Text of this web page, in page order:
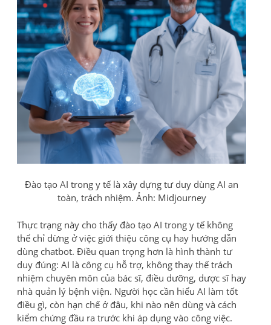
Đào tạo AI trong y tế là xây dựng tư duy dùng AI an
toàn, trách nhiệm. Ảnh: Midjourney
Thực trạng này cho thấy đào tạo AI trong y tế không
thể chỉ dừng ở việc giới thiệu công cụ hay hướng dẫn
dùng chatbot. Điều quan trọng hơn là hình thành tư
duy đúng: AI là công cụ hỗ trợ, không thay thế trách
nhiệm chuyên môn của bác sĩ, điều dưỡng, dược sĩ hay
nhà quản lý bệnh viện. Người học cần hiểu AI làm tốt
điều gì, còn hạn chế ở đâu, khi nào nên dùng và cách
kiểm chứng đầu ra trước khi áp dụng vào công việc.